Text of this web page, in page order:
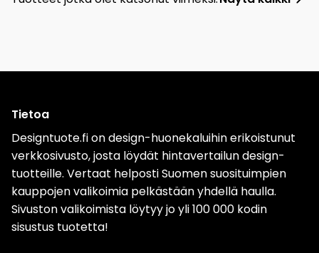
Tietoa
Designtuote.fi on design-huonekaluihin erikoistunut
verkkosivusto, josta löydät hintavertailun design-
tuotteille. Vertaat helposti Suomen suosituimpien
kauppojen valikoimia pelkästään yhdellä haulla.
Sivuston valikoimista löytyy jo yli 100 000 kodin
sisustus tuotetta!